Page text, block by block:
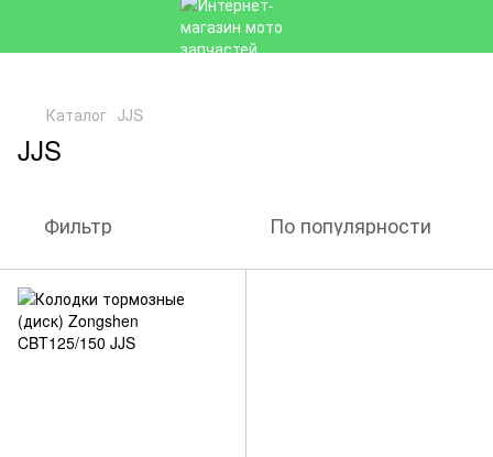
Каталог JJS
JJS
Фильтр По популярности